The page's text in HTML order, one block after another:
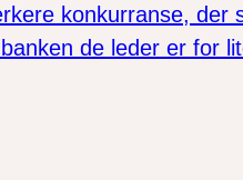
konkurranse,
de leder er for